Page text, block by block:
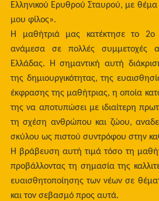
Ελληνικού Ερυθρού Σταυρού, με
μου φίλος».
Η μαθήτριά μας κατέκτησε το 2ο
ανάμεσα σε πολλές συμμετοχές
Ελλάδας. Η σημαντική αυτή
της δημιουργικότητας, της
έκφρασης της μαθήτριας, η οποία
της να αποτυπώσει με ιδιαίτερη
τη σχέση ανθρώπου και ζώου,
σκύλου ως πιστού συντρόφου στην
Η βράβευση αυτή τιμά τόσο τη
προβάλλοντας τη σημασία της
ευαισθητοποίησης των νέων σε
και τον σεβασμό προς αυτά.